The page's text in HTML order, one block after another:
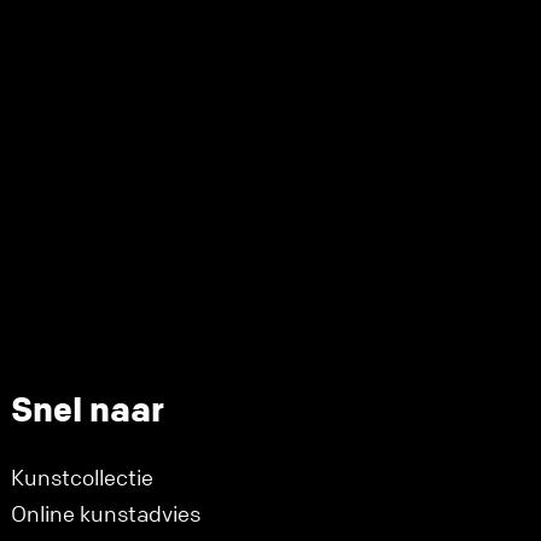
Snel naar
Kunstcollectie
Online kunstadvies